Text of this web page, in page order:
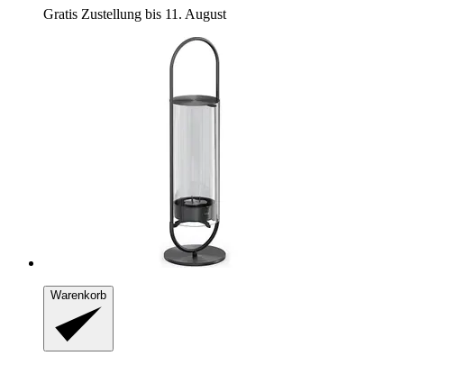
Gratis Zustellung bis 11. August
Warenkorb